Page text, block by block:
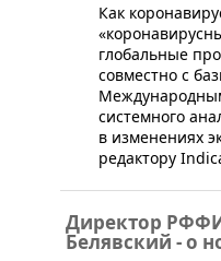
Как
глобальные
совместно с
системного
в изменениях
редактору
Директор
Белявский - о